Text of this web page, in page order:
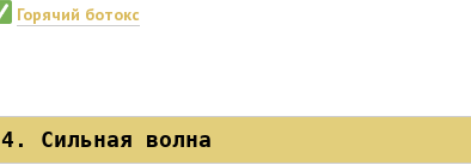
Горячий ботокс
4. Сильная волна